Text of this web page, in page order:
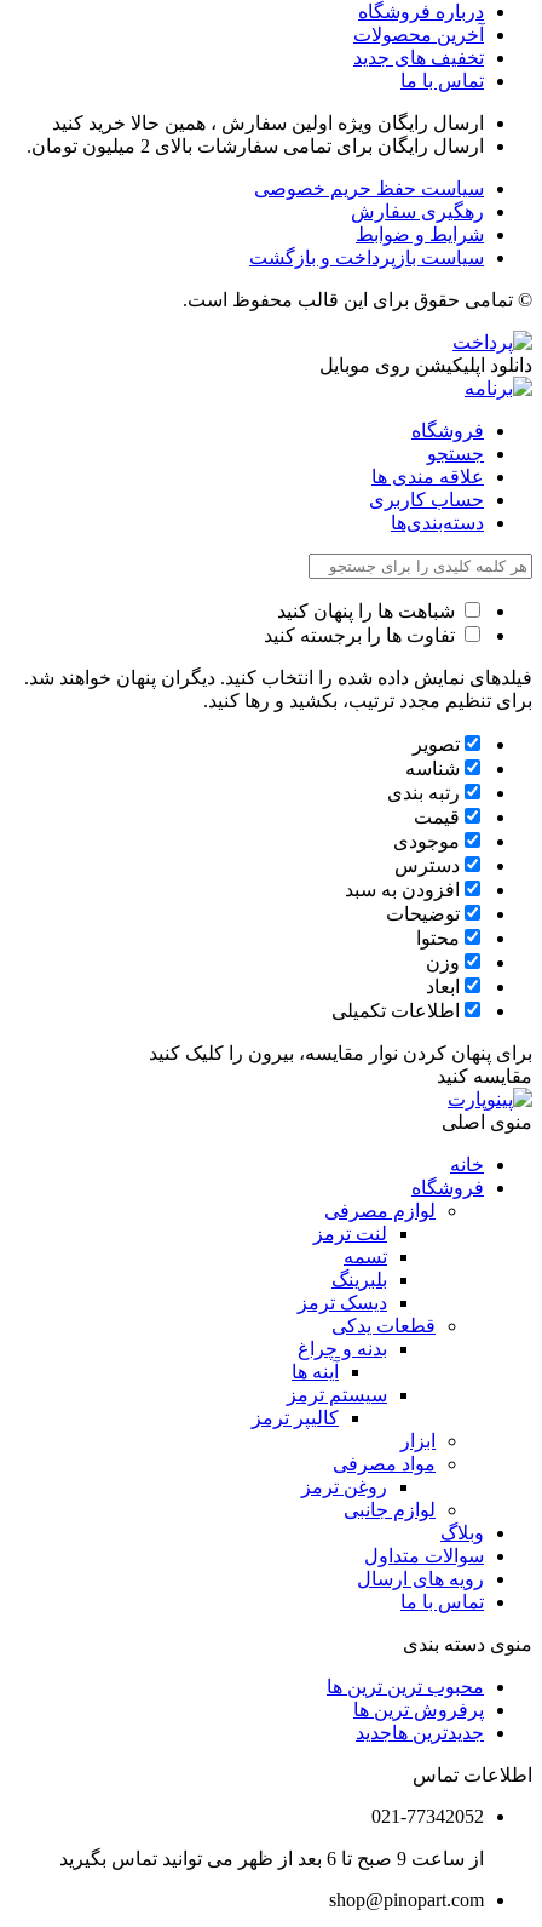
درباره فروشگاه
آخرین محصولات
تخفیف های جدید
تماس با ما
ارسال رایگان ویژه اولین سفارش ، همین حالا خرید کنید
ارسال رایگان برای تمامی سفارشات بالای 2 میلیون تومان.
سیاست حفظ حریم خصوصی
رهگیری سفارش
شرایط و ضوابط
سیاست بازپرداخت و بازگشت
© تمامی حقوق برای این قالب محفوظ است.
دانلود اپلیکیشن روی موبایل
فروشگاه
جستجو
علاقه مندی ها
حساب کاربری
دسته‌بندی‌ها
شباهت ها را پنهان کنید
تفاوت ها را برجسته کنید
فیلدهای نمایش داده شده را انتخاب کنید. دیگران پنهان خواهند شد.
برای تنظیم مجدد ترتیب، بکشید و رها کنید.
تصویر
شناسه
رتبه بندی
قیمت
موجودی
دسترس
افزودن به سبد
توضیحات
محتوا
وزن
ابعاد
اطلاعات تکمیلی
برای پنهان کردن نوار مقایسه، بیرون را کلیک کنید
مقایسه کنید
منوی اصلی
خانه
فروشگاه
لوازم مصرفی
لنت ترمز
تسمه
بلبرینگ
دیسک ترمز
قطعات یدکی
بدنه و چراغ
آینه ها
سیستم ترمز
کالیپر ترمز
ابزار
مواد مصرفی
روغن ترمز
لوازم جانبی
وبلاگ
سوالات متداول
رویه های ارسال
تماس با ما
منوی دسته بندی
محبوب ترین ترین ها
پرفروش ترین ها
جدیدترین هاجدید
اطلاعات تماس
021-77342052
از ساعت 9 صبح تا 6 بعد از ظهر می توانید تماس بگیرید
shop@pinopart.com